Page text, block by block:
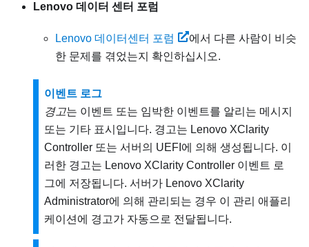
Lenovo 데이터 센터 포럼
Lenovo 데이터센터 포럼
에서 다른 사람이 비슷
한 문제를 겪었는지 확인하십시오.
이벤트 로그
경고는 이벤트 또는 임박한 이벤트를 알리는 메시지
또는 기타 표시입니다. 경고는 Lenovo XClarity
Controller 또는 서버의 UEFI에 의해 생성됩니다. 이
러한 경고는 Lenovo XClarity Controller 이벤트 로
그에 저장됩니다. 서버가 Lenovo XClarity
Administrator에 의해 관리되는 경우 이 관리 애플리
케이션에 경고가 자동으로 전달됩니다.